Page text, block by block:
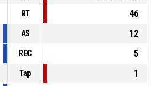
RT
46
AS
12
REC
5
Tap
1